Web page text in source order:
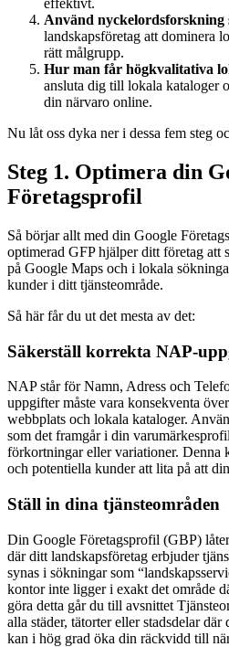
effektivt.
Använd nyckelordsforskning
landskapsföretag att dominera
rätt målgrupp.
Hur man får högkvalitativa
ansluta dig till lokala kataloger
din närvaro online.
Nu låt oss dyka ner i dessa fem steg
Steg 1. Optimera din
Företagsprofil
Så börjar allt med din Google
optimerad GFP hjälper ditt företag att
på Google Maps och i lokala
kunder i ditt tjänsteområde.
Så här får du ut det mesta av det:
Säkerställ korrekta NAP-
NAP står för Namn, Adress och
uppgifter måste vara konsekventa
webbplats och lokala kataloger.
som det framgår i din
förkortningar eller variationer. Denna
och potentiella kunder att lita på att
Ställ in dina tjänsteområden
Din Google Företagsprofil (GBP)
där ditt landskapsföretag erbjuder
synas i sökningar som
kontor inte ligger i exakt det område
göra detta går du till avsnittet
alla städer, tätorter eller stadsdelar
kan i hög grad öka din räckvidd till